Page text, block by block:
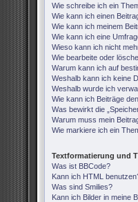
Wie schreibe ich ein
Wie kann ich einen
Wie kann ich meinem
Wie kann ich eine
Wieso kann ich nicht
Wie bearbeite oder
Warum kann ich auf
Weshalb kann ich keine
Weshalb wurde ich
Wie kann ich Beiträge
Was bewirkt die
Warum muss mein
Wie markiere ich ein
Textformatierung und
Was ist BBCode?
Kann ich HTML
Was sind Smilies?
Kann ich Bilder in meine